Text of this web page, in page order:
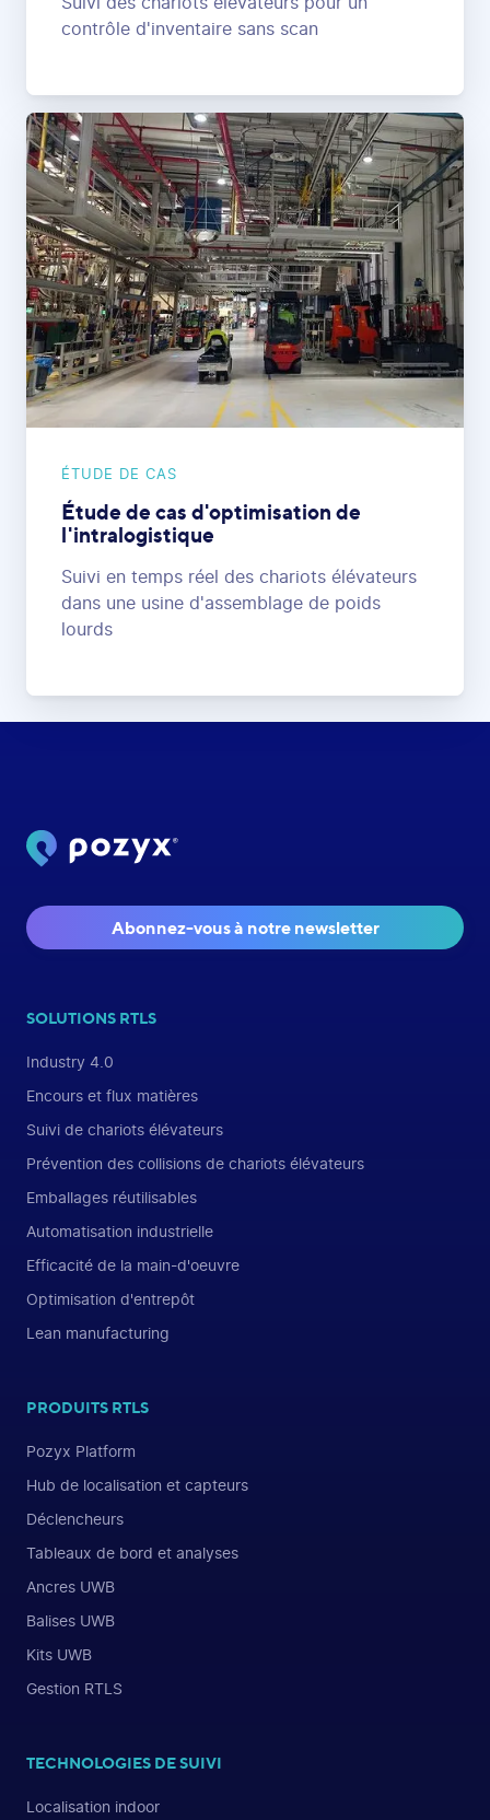
Suivi des chariots élévateurs pour un
contrôle d'inventaire sans scan
ÉTUDE DE CAS
Étude de cas d'optimisation de
l'intralogistique
Suivi en temps réel des chariots élévateurs
dans une usine d'assemblage de poids
lourds
Abonnez-vous à notre newsletter
SOLUTIONS RTLS
Industry 4.0
Encours et flux matières
Suivi de chariots élévateurs
Prévention des collisions de chariots élévateurs
Emballages réutilisables
Automatisation industrielle
Efficacité de la main-d'oeuvre
Optimisation d'entrepôt
Lean manufacturing
PRODUITS RTLS
Pozyx Platform
Hub de localisation et capteurs
Déclencheurs
Tableaux de bord et analyses
Ancres UWB
Balises UWB
Kits UWB
Gestion RTLS
TECHNOLOGIES DE SUIVI
Localisation indoor